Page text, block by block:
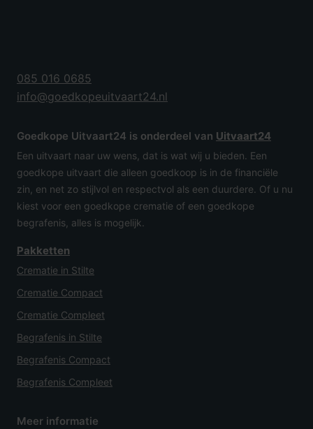
085 016 0685
info@goedkopeuitvaart24.nl
Goedkope Uitvaart24 is onderdeel van Uitvaart24
Een uitvaart naar uw wens, dat is wat wij u bieden. Een
goedkope uitvaart die alleen goedkoop is in de financiële
zin, en net zo stijlvol en respectvol als een duurdere. Of u nu
kiest voor een goedkope crematie of een goedkope
begrafenis, alles is mogelijk.
Pakketten
Crematie in Stilte
Crematie Compact
Crematie Compleet
Begrafenis in Stilte
Begrafenis Compact
Begrafenis Compleet
Meer informatie